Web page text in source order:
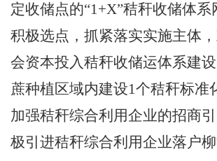
定收储点的“1+X”秸秆收储体
积极选点，抓紧落实实施主体
会资本投入秸秆收储运体系建
蔗种植区域内建设1个秸秆标准
加强秸秆综合利用企业的招商
极引进秸秆综合利用企业落户柳